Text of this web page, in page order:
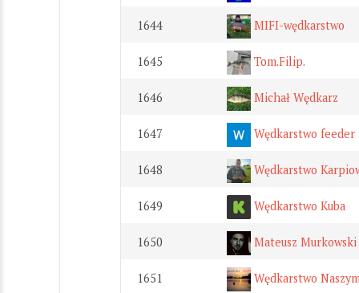
1644 MIFI-wędkarstwo
1645 Tom.Filip.
1646 Michał Wędkarz
1647 Wędkarstwo feeder
1648 Wędkarstwo
1649 Wędkarstwo Kuba
1650 Mateusz Murkowski
1651 Wędkarstwo